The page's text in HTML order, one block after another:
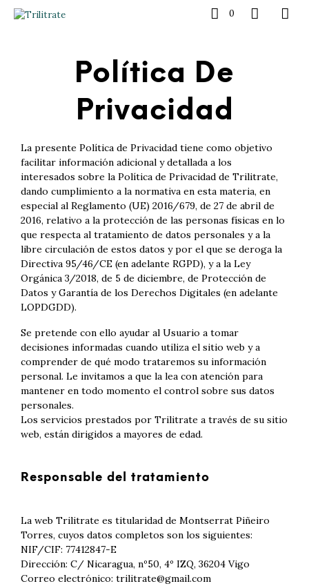
0
Política De
Privacidad
La presente Política de Privacidad tiene como objetivo
facilitar información adicional y detallada a los
interesados sobre la Política de Privacidad de Trilitrate,
dando cumplimiento a la normativa en esta materia, en
especial al Reglamento (UE) 2016/679, de 27 de abril de
2016, relativo a la protección de las personas físicas en lo
que respecta al tratamiento de datos personales y a la
libre circulación de estos datos y por el que se deroga la
Directiva 95/46/CE (en adelante RGPD), y a la Ley
Orgánica 3/2018, de 5 de diciembre, de Protección de
Datos y Garantía de los Derechos Digitales (en adelante
LOPDGDD).
Se pretende con ello ayudar al Usuario a tomar
decisiones informadas cuando utiliza el sitio web y a
comprender de qué modo trataremos su información
personal. Le invitamos a que la lea con atención para
mantener en todo momento el control sobre sus datos
personales.
Los servicios prestados por Trilitrate a través de su sitio
web, están dirigidos a mayores de edad.
Responsable del tratamiento
La web Trilitrate es titularidad de Montserrat Piñeiro
Torres, cuyos datos completos son los siguientes:
NIF/CIF: 77412847-E
Dirección: C/ Nicaragua, nº50, 4º IZQ, 36204 Vigo
Correo electrónico: trilitrate@gmail.com